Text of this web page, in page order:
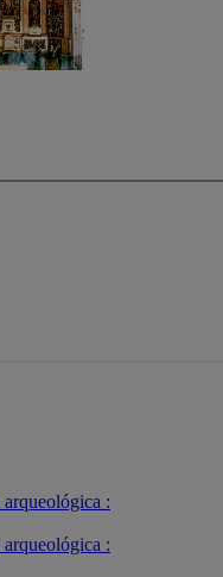
Documentación arqueológica :
Documentación arqueológica :